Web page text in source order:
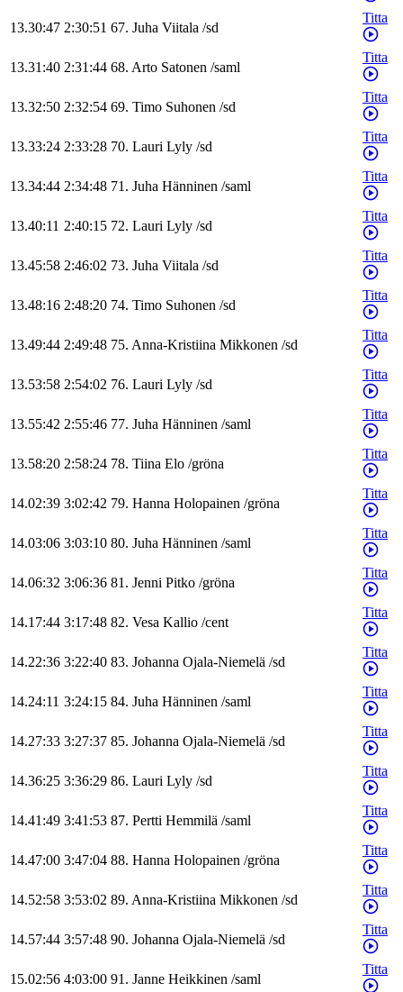
13.30:47 2:30:51 67. Juha Viitala /sd
Titta
13.31:40 2:31:44 68. Arto Satonen /saml
Titta
13.32:50 2:32:54 69. Timo Suhonen /sd
Titta
13.33:24 2:33:28 70. Lauri Lyly /sd
Titta
13.34:44 2:34:48 71. Juha Hänninen /saml
Titta
13.40:11 2:40:15 72. Lauri Lyly /sd
Titta
13.45:58 2:46:02 73. Juha Viitala /sd
Titta
13.48:16 2:48:20 74. Timo Suhonen /sd
Titta
13.49:44 2:49:48 75. Anna-Kristiina Mikkonen /sd
Titta
13.53:58 2:54:02 76. Lauri Lyly /sd
Titta
13.55:42 2:55:46 77. Juha Hänninen /saml
Titta
13.58:20 2:58:24 78. Tiina Elo /gröna
Titta
14.02:39 3:02:42 79. Hanna Holopainen /gröna
Titta
14.03:06 3:03:10 80. Juha Hänninen /saml
Titta
14.06:32 3:06:36 81. Jenni Pitko /gröna
Titta
14.17:44 3:17:48 82. Vesa Kallio /cent
Titta
14.22:36 3:22:40 83. Johanna Ojala-Niemelä /sd
Titta
14.24:11 3:24:15 84. Juha Hänninen /saml
Titta
14.27:33 3:27:37 85. Johanna Ojala-Niemelä /sd
Titta
14.36:25 3:36:29 86. Lauri Lyly /sd
Titta
14.41:49 3:41:53 87. Pertti Hemmilä /saml
Titta
14.47:00 3:47:04 88. Hanna Holopainen /gröna
Titta
14.52:58 3:53:02 89. Anna-Kristiina Mikkonen /sd
Titta
14.57:44 3:57:48 90. Johanna Ojala-Niemelä /sd
Titta
15.02:56 4:03:00 91. Janne Heikkinen /saml
Titta